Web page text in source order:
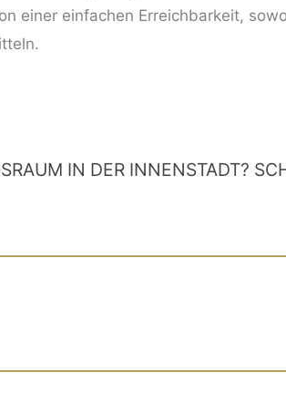
einer einfachen Erreichbarkeit,
IN DER INNENSTADT?